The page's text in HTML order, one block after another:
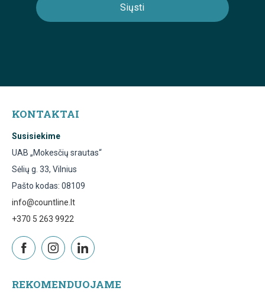
KONTAKTAI
Susisiekime
UAB „Mokesčių srautas“
Sėlių g. 33, Vilnius
Pašto kodas: 08109
info@countline.lt
+370 5 263 9922
REKOMENDUOJAME